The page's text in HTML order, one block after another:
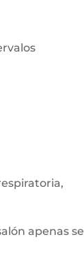
apenas se